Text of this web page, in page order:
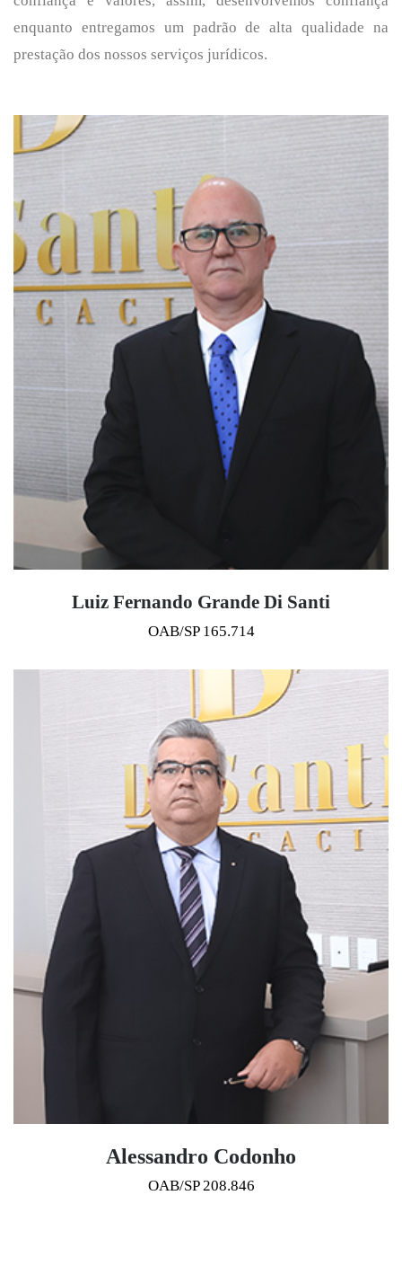
enquanto entregamos um padrão de alta qualidade na
prestação dos nossos serviços jurídicos.
Luiz Fernando Grande Di Santi
OAB/SP 165.714
Alessandro Codonho
OAB/SP 208.846